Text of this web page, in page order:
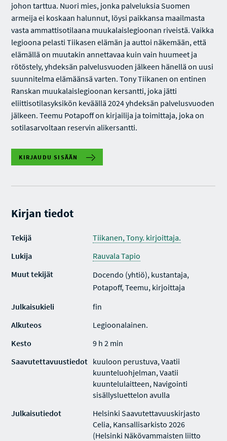
johon tarttua. Nuori mies, jonka palveluksia Suomen
armeija ei koskaan halunnut, löysi paikkansa maailmasta
vasta ammattisotilaana muukalaislegioonan riveistä. Vaikka
legioona pelasti Tiikasen elämän ja auttoi näkemään, että
elämällä on muutakin annettavaa kuin vain huumeet ja
rötöstely, yhdeksän palvelusvuoden jälkeen hänellä on uusi
suunnitelma elämäänsä varten. Tony Tiikanen on entinen
Ranskan muukalaislegioonan kersantti, joka jätti
eliittisotilasyksikön keväällä 2024 yhdeksän palvelusvuoden
jälkeen. Teemu Potapoff on kirjailija ja toimittaja, joka on
sotilasarvoltaan reservin alikersantti.
KIRJAUDU SISÄÄN
Kirjan tiedot
Tekijä
Tiikanen, Tony. kirjoittaja.
Lukija
Rauvala Tapio
Muut tekijät
Docendo (yhtiö), kustantaja,
Potapoff, Teemu, kirjoittaja
Julkaisukieli
fin
Alkuteos
Legioonalainen.
Kesto
9 h 2 min
Saavutettavuustiedot kuuloon perustuva, Vaatii
kuunteluohjelman, Vaatii
kuuntelulaitteen, Navigointi
sisällysluettelon avulla
Julkaisutiedot
Helsinki Saavutettavuuskirjasto
Celia, Kansallisarkisto 2026
(Helsinki Näkövammaisten liitto